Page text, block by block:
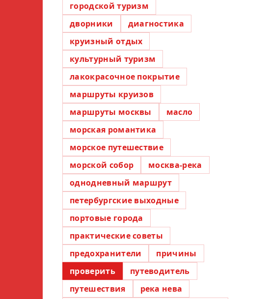
городской туризм
дворники
диагностика
круизный отдых
культурный туризм
лакокрасочное покрытие
маршруты круизов
маршруты москвы
масло
морская романтика
морское путешествие
морской собор
москва-река
однодневный маршрут
петербургские выходные
портовые города
практические советы
предохранители
причины
проверить
путеводитель
путешествия
река нева